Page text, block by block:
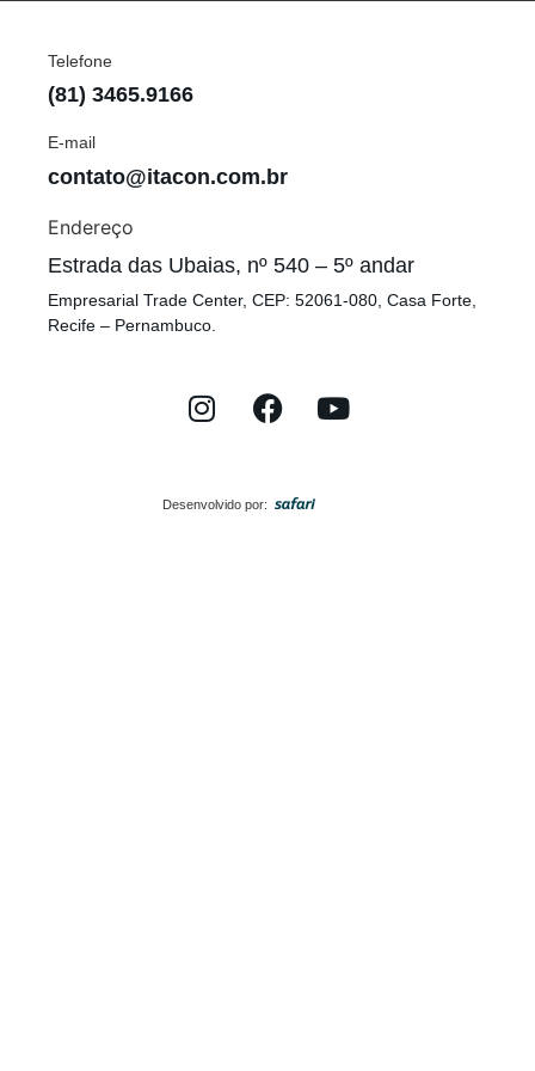
Telefone
(81) 3465.9166
E-mail
contato@itacon.com.br
Endereço
Estrada das Ubaias, nº 540 – 5º andar
Empresarial Trade Center, CEP: 52061-080, Casa Forte,
Recife – Pernambuco.
Desenvolvido por: